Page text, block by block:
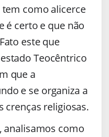
como alicerce
é certo e que não
este que
Teocêntrico
que a
e se organiza a
crenças religiosas.
analisamos como